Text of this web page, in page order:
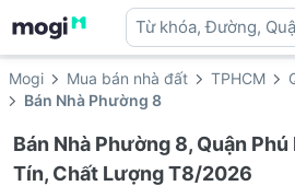
Từ khóa, Đường,
địa danh ...
Mogi Mua bán nhà đất TPHCM
Bán Nhà Phường 8
Bán Nhà Phường 8, Quận Phú
Tín, Chất Lượng T8/2026